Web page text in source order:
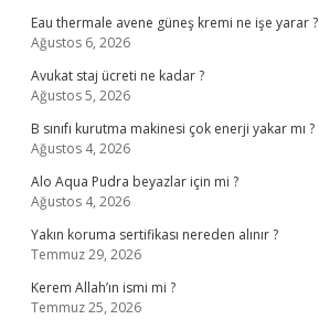
Eau thermale avene güneş kremi ne işe yarar ?
Ağustos 6, 2026
Avukat staj ücreti ne kadar ?
Ağustos 5, 2026
B sınıfı kurutma makinesi çok enerji yakar mı ?
Ağustos 4, 2026
Alo Aqua Pudra beyazlar için mi ?
Ağustos 4, 2026
Yakın koruma sertifikası nereden alınır ?
Temmuz 29, 2026
Kerem Allah’ın ismi mi ?
Temmuz 25, 2026